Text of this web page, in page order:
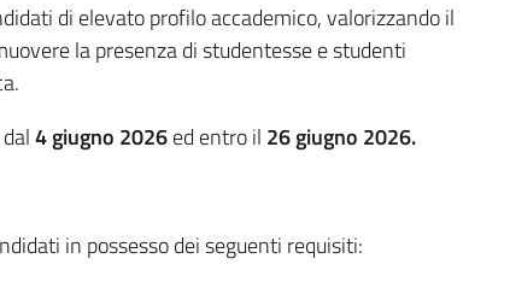
di elevato profilo accademico, valorizzando il
la presenza di studentesse e studenti
4 giugno 2026ed entro il 26 giugno 2026.
in possesso dei seguenti requisiti: